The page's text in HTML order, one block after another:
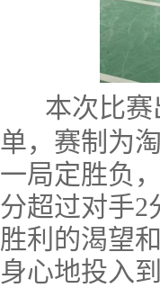
本次比
单，赛制为
一局定胜负
分超过对手2
胜利的渴望
身心地投入